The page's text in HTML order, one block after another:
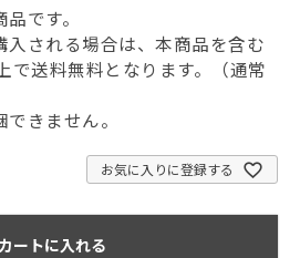
です。
入される場合は、本商品を含む
で送料無料となります。（通常
きません。
お気に入りに登録する
カートに入れる